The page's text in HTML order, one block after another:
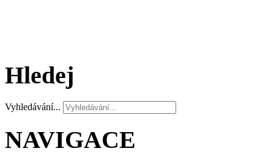
Hledej
Vyhledávání...
NAVIGACE